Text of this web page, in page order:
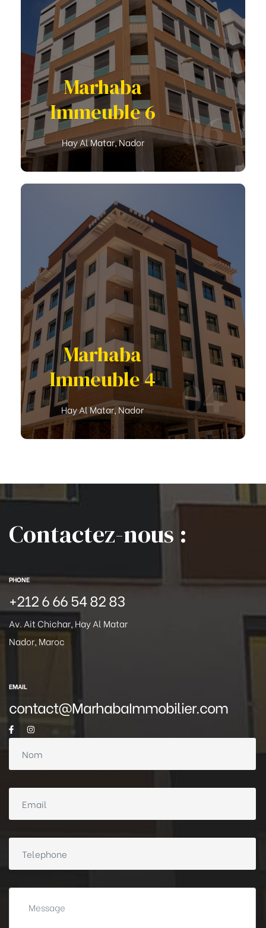
Marhaba
Immeuble 6
Hay Al Matar, Nador 06
Marhaba
Immeuble 4
Hay Al Matar, Nador 04
Contactez-nous :
PHONE
+212 6 66 54 82 83
Av. Ait Chichar, Hay Al Matar
Nador, Maroc
EMAIL
contact@MarhabaImmobilier.com